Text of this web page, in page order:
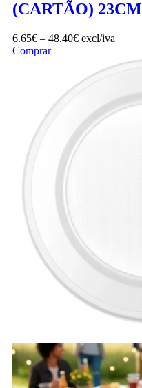
(CARTÃO) 23CM
6.65€ – 48.40€ excl/iva
Comprar